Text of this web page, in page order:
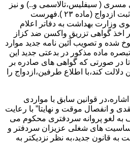
مسری ( سیفلیس،تالاسمی و..) و نیز
واکسیناسیون زوجین،قبل از ثبت ازدواج (ماده ۲۳ ).فهرست
وزارت بهداشت به دفاتر اعلام
اخذ گواهی تزریق واکسن ضد کزاز
شده و تصویب آئین نامه جدید موارد
ماده مذکور در بدعتی جدید این
تا در صورتی که گواهی های صادره بر
دلالت کند،با اطلاع طرفین،ازدواج را
قوانین سابق با مواردی
و انفصال موقت و نهایتا” با رعایت
به لغو پروانه سردفتری محکوم می
های شغلی عزیزان سردفتر و
قانون جدید،به نظر نزدیکتر به